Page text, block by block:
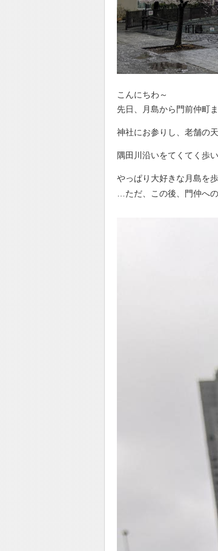
こんにちわ～
先日、月島から門前仲町
神社にお参りし、老舗の
隅田川沿いをてくてく歩
やっぱり大好きな月島を
…ただ、この後、門仲へ